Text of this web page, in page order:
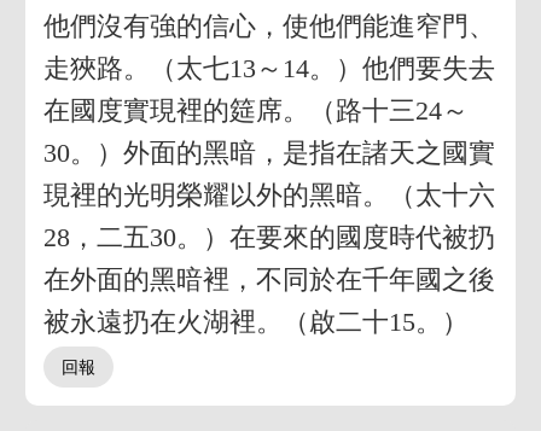
他們沒有強的信心，使他們能進窄門、
走狹路。（太七13～14。）他們要失去
在國度實現裡的筵席。（路十三24～
30。）外面的黑暗，是指在諸天之國實
現裡的光明榮耀以外的黑暗。（太十六
28，二五30。）在要來的國度時代被扔
在外面的黑暗裡，不同於在千年國之後
被永遠扔在火湖裡。（啟二十15。）